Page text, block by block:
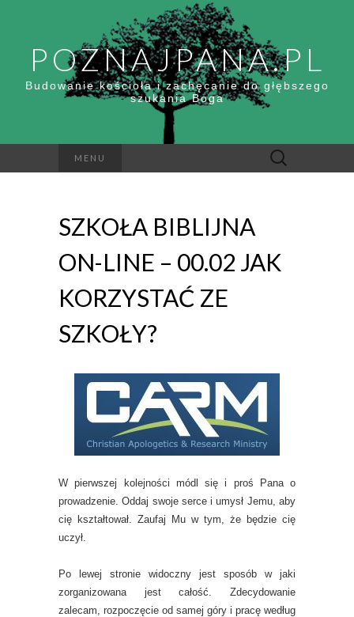
POZNAJPANA.PL
Budowanie kościoła i zachęcanie do głębszego
szukania Boga
MENU Szukaj:
SZKOŁA BIBLIJNA
ON-LINE – 00.02 JAK
KORZYSTAĆ ZE
SZKOŁY?
W pierwszej kolejności módl się i proś Pana o
prowadzenie. Oddaj swoje serce i umysł Jemu, aby
cię kształtował. Zaufaj Mu w tym, że będzie cię
uczył.
Po lewej stronie widoczny jest sposób w jaki
zorganizowana jest całość. Zdecydowanie
zalecam, rozpoczęcie od samej góry i pracę według